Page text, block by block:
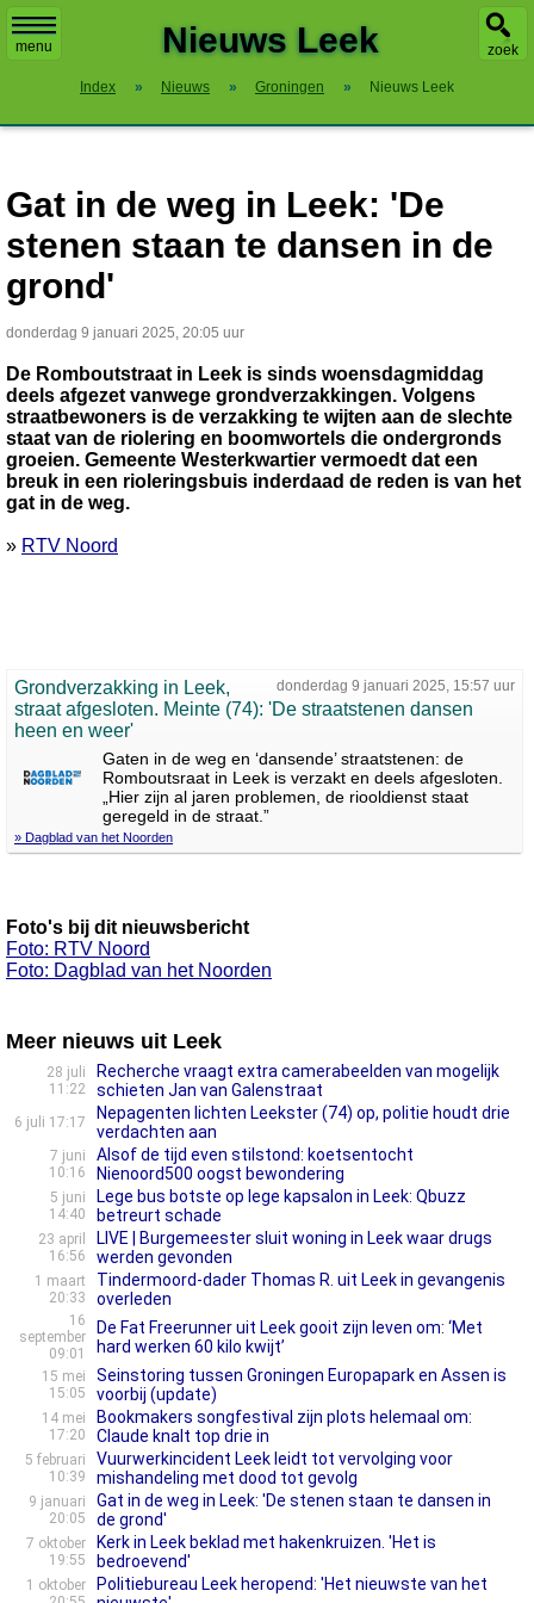
menu zoek
Nieuws Leek
Index » Nieuws » Groningen » Nieuws Leek
Gat in de weg in Leek: 'De
stenen staan te dansen in de
grond'
donderdag 9 januari 2025, 20:05 uur
De Romboutstraat in Leek is sinds woensdagmiddag
deels afgezet vanwege grondverzakkingen. Volgens
straatbewoners is de verzakking te wijten aan de slechte
staat van de riolering en boomwortels die ondergronds
groeien. Gemeente Westerkwartier vermoedt dat een
breuk in een rioleringsbuis inderdaad de reden is van het
gat in de weg.
» RTV Noord
donderdag 9 januari 2025, 15:57 uur
Grondverzakking in Leek,
straat afgesloten. Meinte (74): 'De straatstenen dansen
heen en weer'
Gaten in de weg en ‘dansende’ straatstenen: de
Romboutsraat in Leek is verzakt en deels afgesloten.
„Hier zijn al jaren problemen, de riooldienst staat
geregeld in de straat.”
» Dagblad van het Noorden
Foto's bij dit nieuwsbericht
Foto: RTV Noord
Foto: Dagblad van het Noorden
Meer nieuws uit Leek
28 juli
11:22
Recherche vraagt extra camerabeelden van mogelijk
schieten Jan van Galenstraat
6 juli 17:17
Nepagenten lichten Leekster (74) op, politie houdt drie
verdachten aan
7 juni
10:16
Alsof de tijd even stilstond: koetsentocht
Nienoord500 oogst bewondering
5 juni
14:40
Lege bus botste op lege kapsalon in Leek: Qbuzz
betreurt schade
23 april
16:56
LIVE | Burgemeester sluit woning in Leek waar drugs
werden gevonden
1 maart
20:33
Tindermoord-dader Thomas R. uit Leek in gevangenis
overleden
16
september
09:01
De Fat Freerunner uit Leek gooit zijn leven om: ‘Met
hard werken 60 kilo kwijt’
15 mei
15:05
Seinstoring tussen Groningen Europapark en Assen is
voorbij (update)
14 mei
17:20
Bookmakers songfestival zijn plots helemaal om:
Claude knalt top drie in
5 februari
10:39
Vuurwerkincident Leek leidt tot vervolging voor
mishandeling met dood tot gevolg
9 januari
20:05
Gat in de weg in Leek: 'De stenen staan te dansen in
de grond'
7 oktober
19:55
Kerk in Leek beklad met hakenkruizen. 'Het is
bedroevend'
1 oktober
Politiebureau Leek heropend: 'Het nieuwste van het